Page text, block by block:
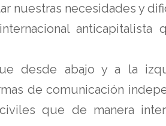
nuestras necesidades y
desde abajo y a la
de comunicación
que de manera